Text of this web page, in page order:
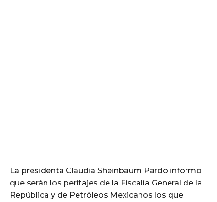
La presidenta Claudia Sheinbaum Pardo informó
que serán los peritajes de la Fiscalía General de la
República y de Petróleos Mexicanos los que